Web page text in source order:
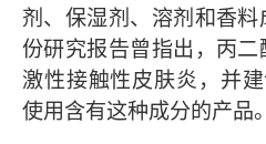
剂、保湿剂、溶剂和香
份研究报告曾指出，丙
激性接触性皮肤炎，并
使用含有这种成分的产品。